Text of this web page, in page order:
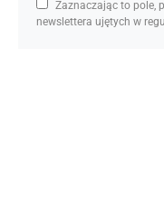
Zaznaczając to pole,
newslettera ujętych w